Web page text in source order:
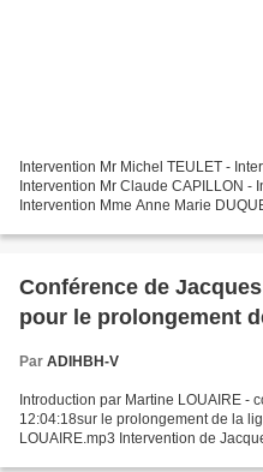
Intervention Mr Michel TEULET - Intervention Mr Michel TEULET .mp3
Intervention Mr Claude CAPILLON - Intervention Mr Claude CAPILLON .mp3
Intervention Mme Anne Marie
Conférence de
pour le prolongement
Par ADIHBH-V
Introduction par Martine LOUAIRE -
12:04:18sur le prolongement de la
LOUAIRE.mp3 Intervention de